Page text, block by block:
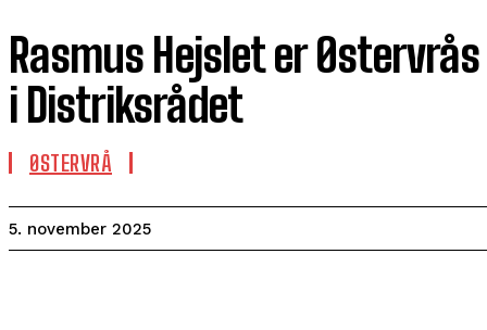
Rasmus Hejslet er
i Distriksrådet
ØSTERVRÅ
5. november 2025